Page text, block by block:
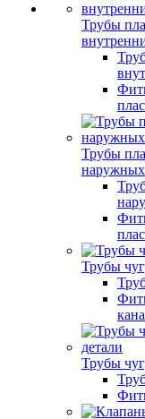
Трубы
Трубы
наружных
Трубы
Трубы